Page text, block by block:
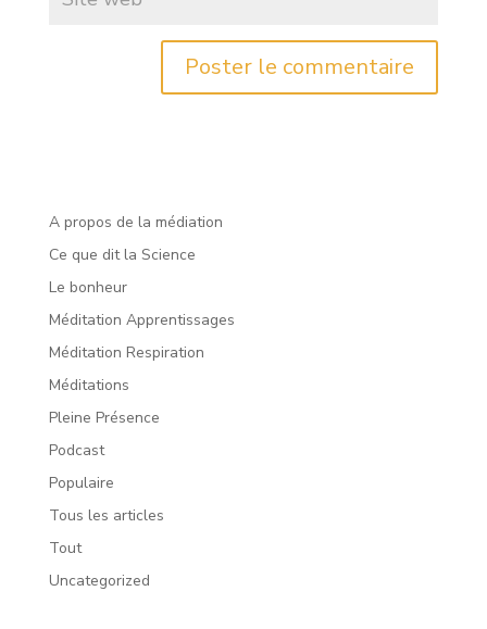
A propos de la médiation
Ce que dit la Science
Le bonheur
Méditation Apprentissages
Méditation Respiration
Méditations
Pleine Présence
Podcast
Populaire
Tous les articles
Tout
Uncategorized